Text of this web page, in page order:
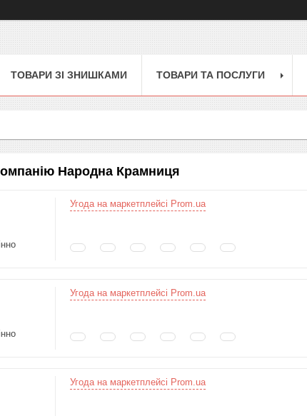
ТОВАРИ ЗІ ЗНИШКАМИ ТОВАРИ ТА ПОСЛУГИ
Народна Крамниця
Угода на маркетплейсі Prom.ua
Угода на маркетплейсі Prom.ua
Угода на маркетплейсі Prom.ua